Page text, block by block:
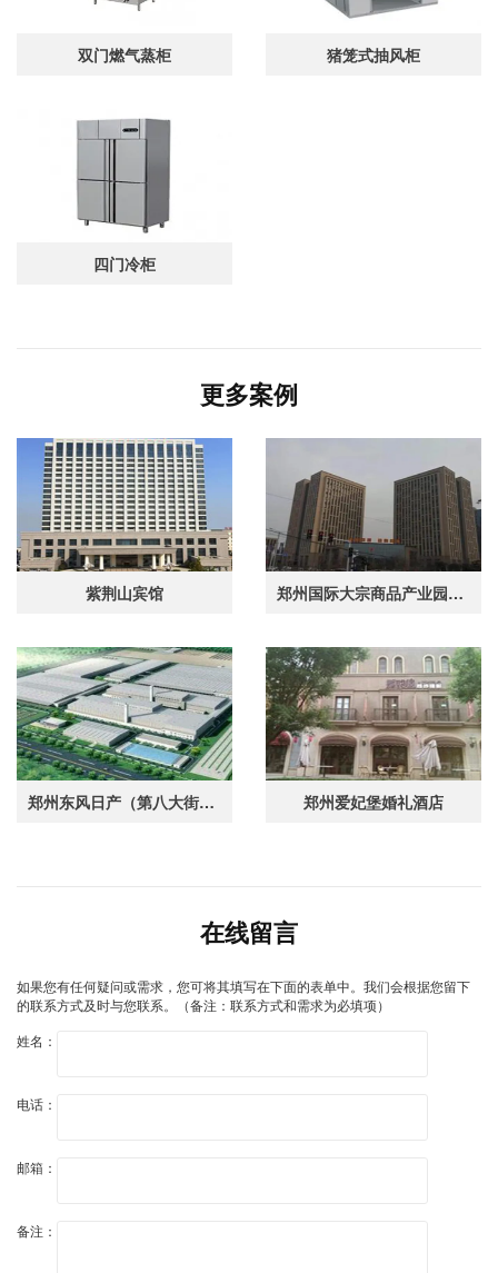
双门燃气蒸柜 猪笼式抽风柜
四门冷柜
更多案例
紫荆山宾馆 郑州国际大宗商品产业园职工食堂
郑州东风日产（第八大街厂区食堂) 郑州爱妃堡婚礼酒店
在线留言
如果您有任何疑问或需求，您可将其填写在下面的表单中。我们会根据您留下
的联系方式及时与您联系。（备注：联系方式和需求为必填项）
姓名：
电话：
邮箱：
备注：